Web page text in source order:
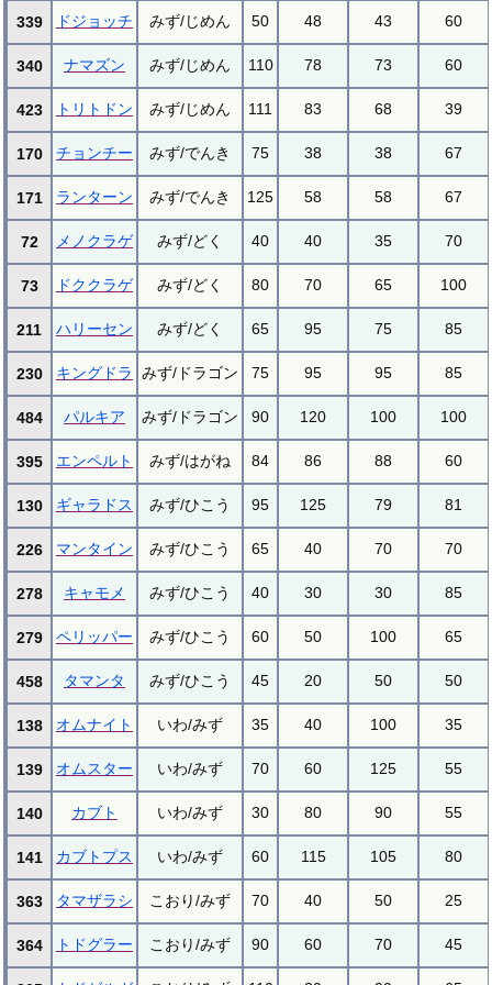
339 ドジョッチ みず/じめん 50 48 43 60
340 ナマズン みず/じめん 110 78 73 60
423 トリトドン みず/じめん 111 83 68 39
170 チョンチー みず/でんき 75 38 38 67
171 ランターン みず/でんき 125 58 58 67
72 メノクラゲ みず/どく 40 40 35 70
73 ドククラゲ みず/どく 80 70 65 100
211 ハリーセン みず/どく 65 95 75 85
230 キングドラ みず/ドラゴン 75 95 95 85
484 パルキア みず/ドラゴン 90 120 100 100
395 エンペルト みず/はがね 84 86 88 60
130 ギャラドス みず/ひこう 95 125 79 81
226 マンタイン みず/ひこう 65 40 70 70
278 キャモメ みず/ひこう 40 30 30 85
279 ペリッパー みず/ひこう 60 50 100 65
458 タマンタ みず/ひこう 45 20 50 50
138 オムナイト いわ/みず 35 40 100 35
139 オムスター いわ/みず 70 60 125 55
140 カブト いわ/みず 30 80 90 55
141 カブトプス いわ/みず 60 115 105 80
363 タマザラシ こおり/みず 70 40 50 25
364 トドグラー こおり/みず 90 60 70 45